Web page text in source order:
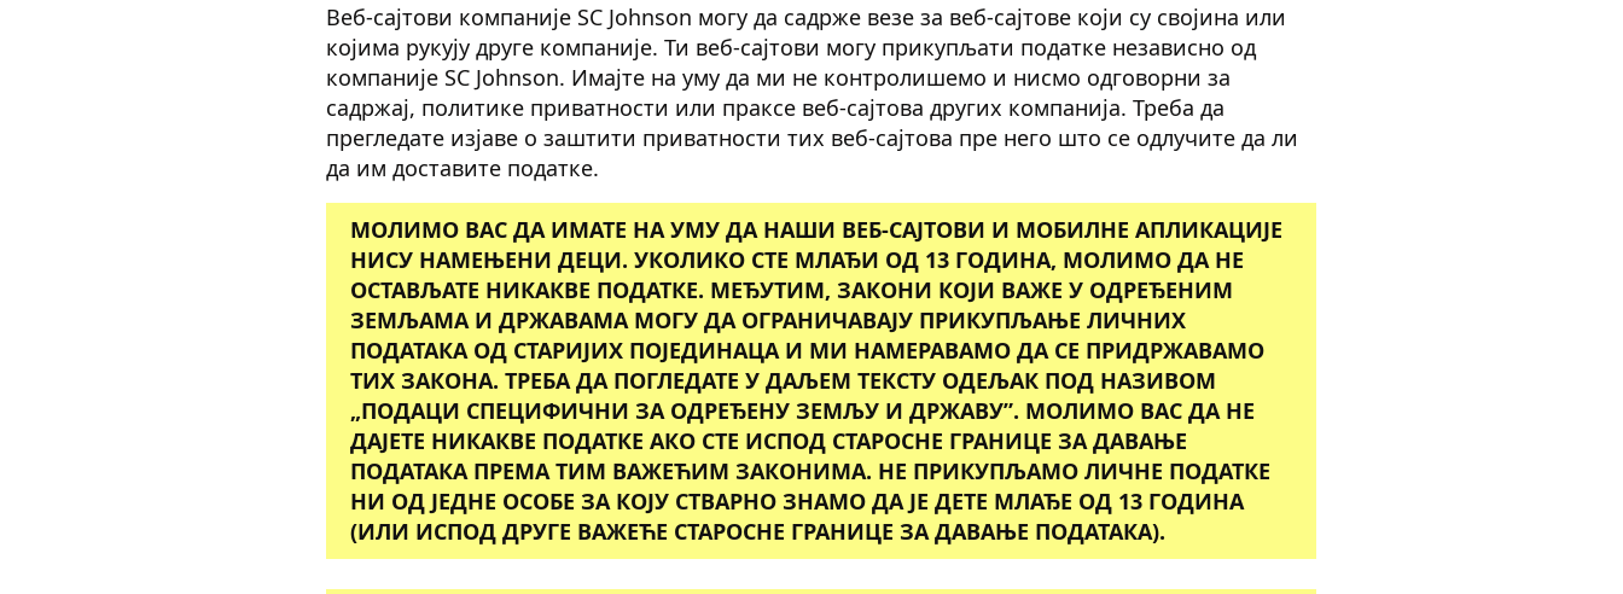
Веб-сајтови компаније SC Johnson могу да садрже везе за веб-сајтове који су својина или
којима рукују друге компаније. Ти веб-сајтови могу прикупљати податке независно од
компаније SC Johnson. Имајте на уму да ми не контролишемо и нисмо одговорни за
садржај, политике приватности или праксе веб-сајтова других компанија. Треба да
прегледате изјаве о заштити приватности тих веб-сајтова пре него што се одлучите да ли
да им доставите податке.
МОЛИМО ВАС ДА ИМАТЕ НА УМУ ДА НАШИ ВЕБ-САЈТОВИ И МОБИЛНЕ АПЛИКАЦИЈЕ
НИСУ НАМЕЊЕНИ ДЕЦИ. УКОЛИКО СТЕ МЛАЂИ ОД 13 ГОДИНА, МОЛИМО ДА НЕ
ОСТАВЉАТЕ НИКАКВЕ ПОДАТКЕ. МЕЂУТИМ, ЗАКОНИ КОЈИ ВАЖЕ У ОДРЕЂЕНИМ
ЗЕМЉАМА И ДРЖАВАМА МОГУ ДА ОГРАНИЧАВАЈУ ПРИКУПЉАЊЕ ЛИЧНИХ
ПОДАТАКА ОД СТАРИЈИХ ПОЈЕДИНАЦА И МИ НАМЕРАВАМО ДА СЕ ПРИДРЖАВАМО
ТИХ ЗАКОНА. ТРЕБА ДА ПОГЛЕДАТЕ У ДАЉЕМ ТЕКСТУ ОДЕЉАК ПОД НАЗИВОМ
„ПОДАЦИ СПЕЦИФИЧНИ ЗА ОДРЕЂЕНУ ЗЕМЉУ И ДРЖАВУ”. МОЛИМО ВАС ДА НЕ
ДАЈЕТЕ НИКАКВЕ ПОДАТКЕ АКО СТЕ ИСПОД СТАРОСНЕ ГРАНИЦЕ ЗА ДАВАЊЕ
ПОДАТАКА ПРЕМА ТИМ ВАЖЕЋИМ ЗАКОНИМА. НЕ ПРИКУПЉАМО ЛИЧНЕ ПОДАТКЕ
НИ ОД ЈЕДНЕ ОСОБЕ ЗА КОЈУ СТВАРНО ЗНАМО ДА ЈЕ ДЕТЕ МЛАЂЕ ОД 13 ГОДИНА
(ИЛИ ИСПОД ДРУГЕ ВАЖЕЋЕ СТАРОСНЕ ГРАНИЦЕ ЗА ДАВАЊЕ ПОДАТАКА).